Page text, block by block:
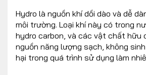
Hydro là nguồn khí dồi dào và dễ
môi trường. Loại khí này có trong
hydro carbon, và các vật chất hữu
nguồn năng lượng sạch, không
hại trong quá trình sử dụng làm